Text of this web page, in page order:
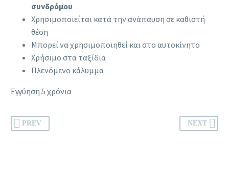
συνδρόμου
Χρησιμοποιείται κατά την ανάπαυση σε καθιστή
θέση
Μπορεί να χρησιμοποιηθεί και στο αυτοκίνητο
Χρήσιμο στα ταξίδια
Πλενόμενο κάλυμμα
Εγγύηση 5 χρόνια
PREV NEXT